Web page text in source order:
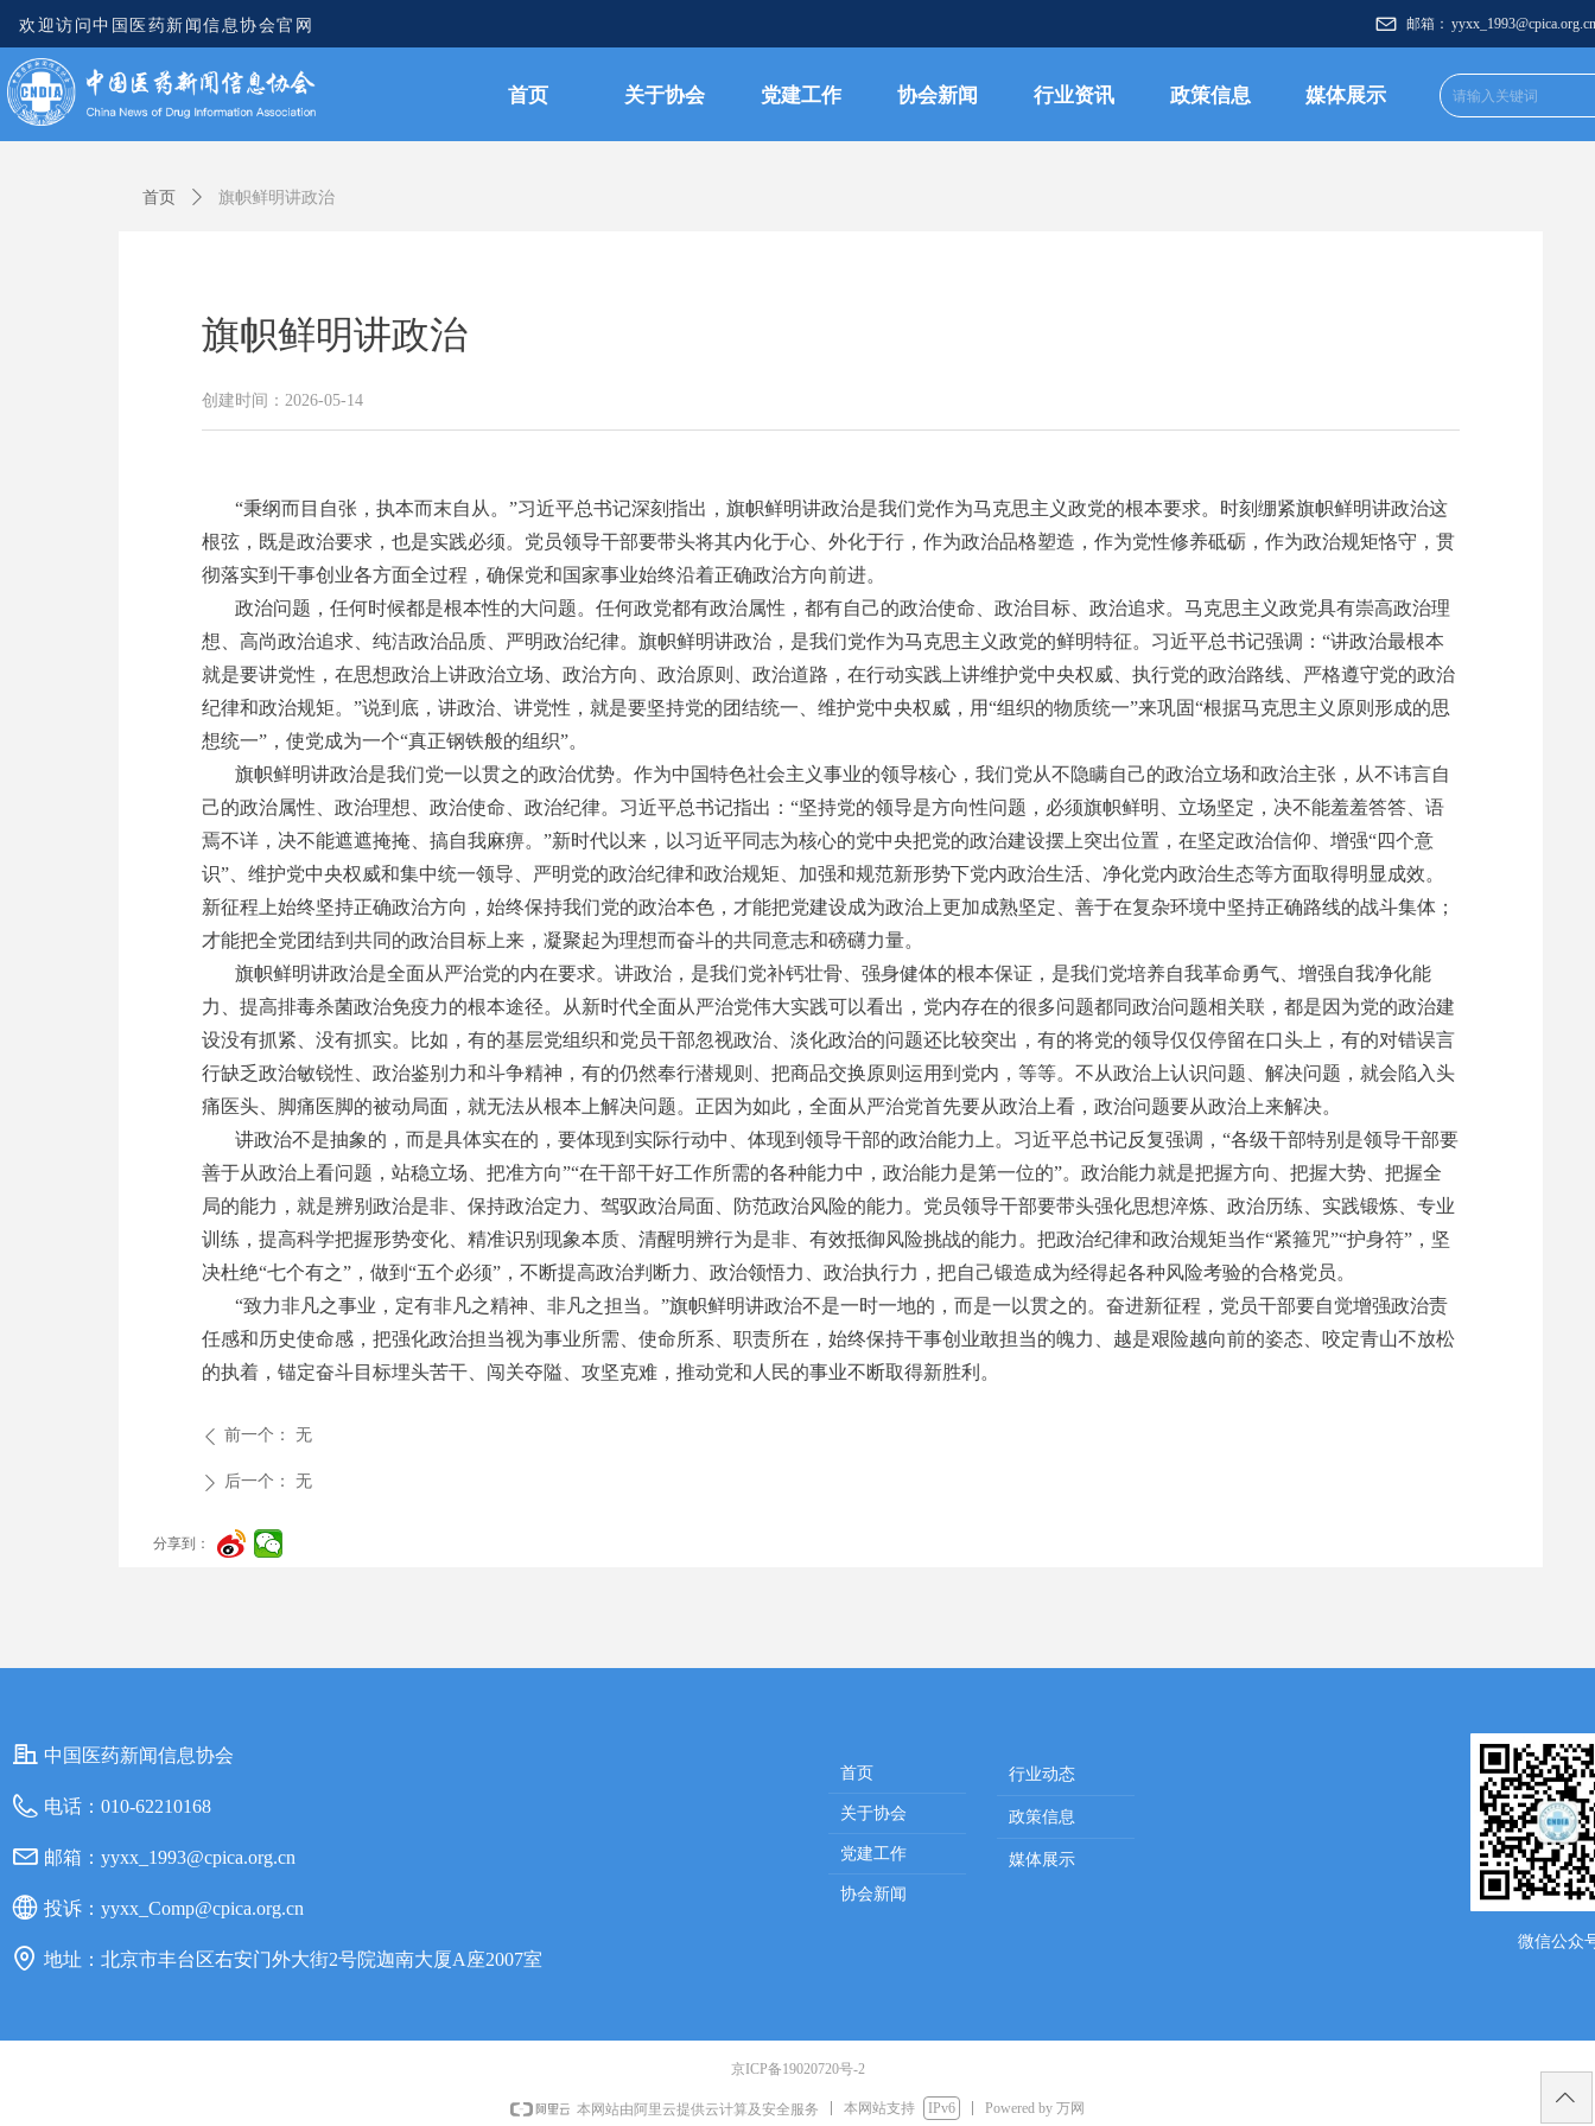
ꄱ
欢迎访问中国医药新闻信息协会官网 邮箱： yyxx_1993@cpica.org.cn
首页 关于协会 党建工作 协会新闻 行业资讯 政策信息 媒体展示
旗帜鲜明讲政治
“秉纲而目自张，执本而末自从。”习近平总书记深刻指出，旗帜鲜明讲政治是我们党作为马克思主义政党的根本要求。时刻绷紧旗帜鲜明讲政治这
根弦，既是政治要求，也是实践必须。党员领导干部要带头将其内化于心、外化于行，作为政治品格塑造，作为党性修养砥砺，作为政治规矩恪守，贯
彻落实到干事创业各方面全过程，确保党和国家事业始终沿着正确政治方向前进。
政治问题，任何时候都是根本性的大问题。任何政党都有政治属性，都有自己的政治使命、政治目标、政治追求。马克思主义政党具有崇高政治理
想、高尚政治追求、纯洁政治品质、严明政治纪律。旗帜鲜明讲政治，是我们党作为马克思主义政党的鲜明特征。习近平总书记强调：“讲政治最根本
就是要讲党性，在思想政治上讲政治立场、政治方向、政治原则、政治道路，在行动实践上讲维护党中央权威、执行党的政治路线、严格遵守党的政治
纪律和政治规矩。”说到底，讲政治、讲党性，就是要坚持党的团结统一、维护党中央权威，用“组织的物质统一”来巩固“根据马克思主义原则形成的思
想统一”，使党成为一个“真正钢铁般的组织”。
旗帜鲜明讲政治是我们党一以贯之的政治优势。作为中国特色社会主义事业的领导核心，我们党从不隐瞒自己的政治立场和政治主张，从不讳言自
己的政治属性、政治理想、政治使命、政治纪律。习近平总书记指出：“坚持党的领导是方向性问题，必须旗帜鲜明、立场坚定，决不能羞羞答答、语
焉不详，决不能遮遮掩掩、搞自我麻痹。”新时代以来，以习近平同志为核心的党中央把党的政治建设摆上突出位置，在坚定政治信仰、增强“四个意
识”、维护党中央权威和集中统一领导、严明党的政治纪律和政治规矩、加强和规范新形势下党内政治生活、净化党内政治生态等方面取得明显成效。
新征程上始终坚持正确政治方向，始终保持我们党的政治本色，才能把党建设成为政治上更加成熟坚定、善于在复杂环境中坚持正确路线的战斗集体；
才能把全党团结到共同的政治目标上来，凝聚起为理想而奋斗的共同意志和磅礴力量。
旗帜鲜明讲政治是全面从严治党的内在要求。讲政治，是我们党补钙壮骨、强身健体的根本保证，是我们党培养自我革命勇气、增强自我净化能
力、提高排毒杀菌政治免疫力的根本途径。从新时代全面从严治党伟大实践可以看出，党内存在的很多问题都同政治问题相关联，都是因为党的政治建
设没有抓紧、没有抓实。比如，有的基层党组织和党员干部忽视政治、淡化政治的问题还比较突出，有的将党的领导仅仅停留在口头上，有的对错误言
行缺乏政治敏锐性、政治鉴别力和斗争精神，有的仍然奉行潜规则、把商品交换原则运用到党内，等等。不从政治上认识问题、解决问题，就会陷入头
痛医头、脚痛医脚的被动局面，就无法从根本上解决问题。正因为如此，全面从严治党首先要从政治上看，政治问题要从政治上来解决。
讲政治不是抽象的，而是具体实在的，要体现到实际行动中、体现到领导干部的政治能力上。习近平总书记反复强调，“各级干部特别是领导干部要
善于从政治上看问题，站稳立场、把准方向”“在干部干好工作所需的各种能力中，政治能力是第一位的”。政治能力就是把握方向、把握大势、把握全
局的能力，就是辨别政治是非、保持政治定力、驾驭政治局面、防范政治风险的能力。党员领导干部要带头强化思想淬炼、政治历练、实践锻炼、专业
训练，提高科学把握形势变化、精准识别现象本质、清醒明辨行为是非、有效抵御风险挑战的能力。把政治纪律和政治规矩当作“紧箍咒”“护身符”，坚
决杜绝“七个有之”，做到“五个必须”，不断提高政治判断力、政治领悟力、政治执行力，把自己锻造成为经得起各种风险考验的合格党员。
“致力非凡之事业，定有非凡之精神、非凡之担当。”旗帜鲜明讲政治不是一时一地的，而是一以贯之的。奋进新征程，党员干部要自觉增强政治责
任感和历史使命感，把强化政治担当视为事业所需、使命所系、职责所在，始终保持干事创业敢担当的魄力、越是艰险越向前的姿态、咬定青山不放松
的执着，锚定奋斗目标埋头苦干、闯关夺隘、攻坚克难，推动党和人民的事业不断取得新胜利。
创建时间： 2026-05-14
ꄴ 前一个： 无
ꄲ 后一个： 无
分享到：
首页 ꄲ 旗帜鲜明讲政治
微信公众
首页
关于协会
党建工作
协会新闻
行业动态
政策信息
媒体展示
中国医药新闻信息协会
电话： 010-62210168
邮箱： yyxx_1993@cpica.org.cn
投诉： yyxx_Comp@cpica.org.cn
地址： 北京市丰台区右安门外大街2号院迦南大厦A座2007室
京ICP备19020720号-2
本网站由阿里云提供云计算及安全服务 本网站支持 IPv6 Powered by 万网